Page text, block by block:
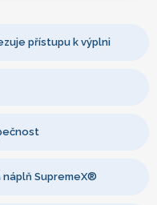
přístupu k výplni
SupremeX®